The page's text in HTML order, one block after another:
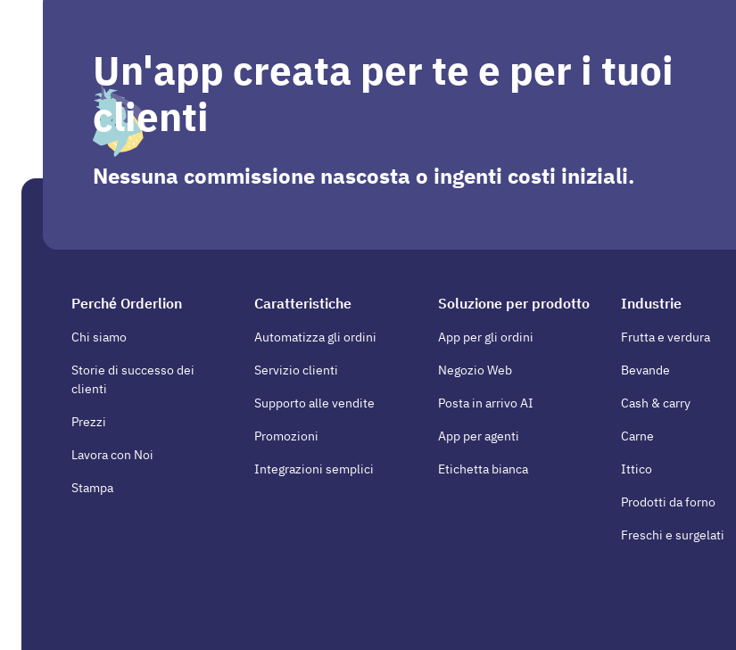
Un'app creata per te e per i tuoi
clienti
Nessuna commissione nascosta o ingenti costi iniziali.
Perché Orderlion
Chi siamo
Storie di successo dei
clienti
Prezzi
Lavora con Noi
Stampa
Caratteristiche
Automatizza gli ordini
Servizio clienti
Supporto alle vendite
Promozioni
Integrazioni semplici
Soluzione per prodotto
App per gli ordini
Negozio Web
Posta in arrivo AI
App per agenti
Etichetta bianca
Industrie
Frutta e verdura
Bevande
Cash & carry
Carne
Ittico
Prodotti da forno
Freschi e surgelati